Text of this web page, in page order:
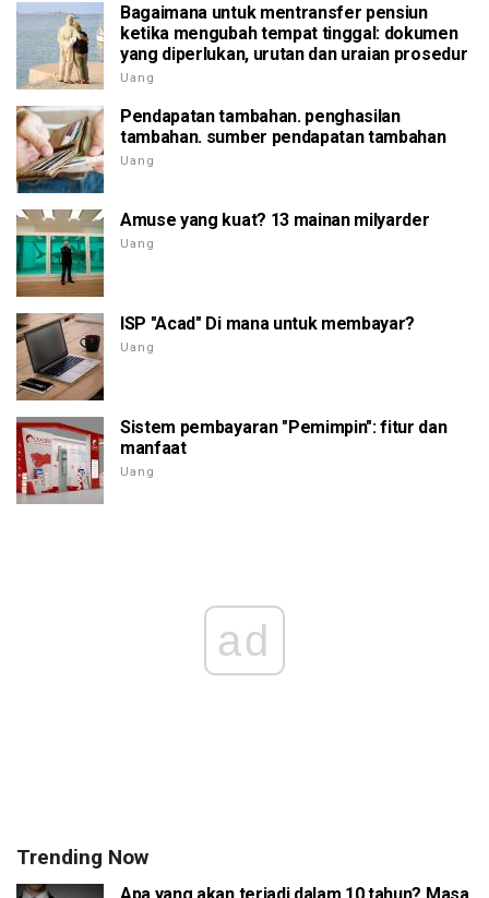
Bagaimana untuk mentransfer pensiun
ketika mengubah tempat tinggal: dokumen
yang diperlukan, urutan dan uraian prosedur
Uang
Pendapatan tambahan. penghasilan
tambahan. sumber pendapatan tambahan
Uang
Amuse yang kuat? 13 mainan milyarder
Uang
ISP "Acad" Di mana untuk membayar?
Uang
Sistem pembayaran "Pemimpin": fitur dan
manfaat
Uang
ad
Trending Now
Apa yang akan terjadi dalam 10 tahun? Masa